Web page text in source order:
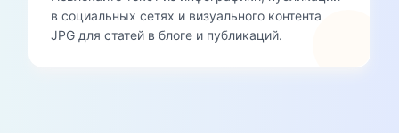
в социальных сетях и визуального контента
JPG для статей в блоге и публикаций.